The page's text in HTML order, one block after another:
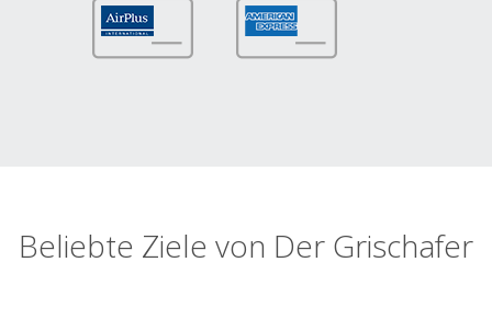
Beliebte Ziele von Der Grischafer